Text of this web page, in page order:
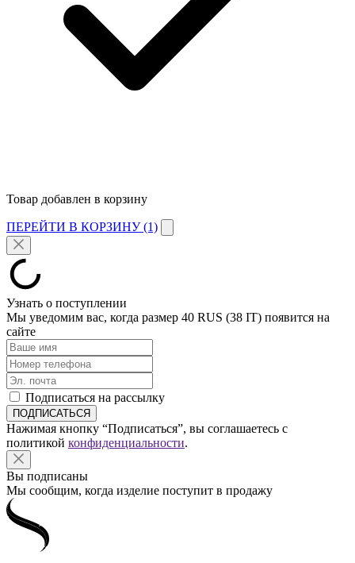
Товар добавлен в корзину
ПЕРЕЙТИ В КОРЗИНУ (1)
Узнать о поступлении
Мы уведомим вас, когда размер 40 RUS (38 IT) появится на
сайте
Подписаться на рассылку
Нажимая кнопку “Подписаться”, вы соглашаетесь с
политикой конфиденциальности.
Вы подписаны
Мы сообщим, когда изделие поступит в продажу